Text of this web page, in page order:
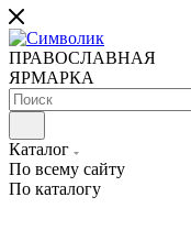
ПРАВОСЛАВНАЯ
ЯРМАРКА
Каталог
По всему сайту
По каталогу